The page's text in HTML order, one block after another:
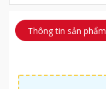
Thông tin sản phẩm